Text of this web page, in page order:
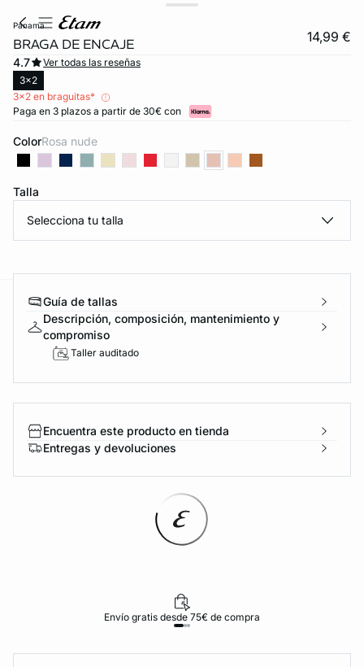
INVISIBLE
panama
BRAGA DE ENCAJE 14,99 €
4.7
Ver todas las reseñas
3x2
3x2 en braguitas*
Paga en 3 plazos a partir de 30€ con
Color rosa nude
Talla
Selecciona tu talla
Guía de tallas
Descripción, composición, mantenimiento y
compromiso
Taller auditado
Encuentra este producto en tienda
Entregas y devoluciones
Envío gratis desde 75€ de compra